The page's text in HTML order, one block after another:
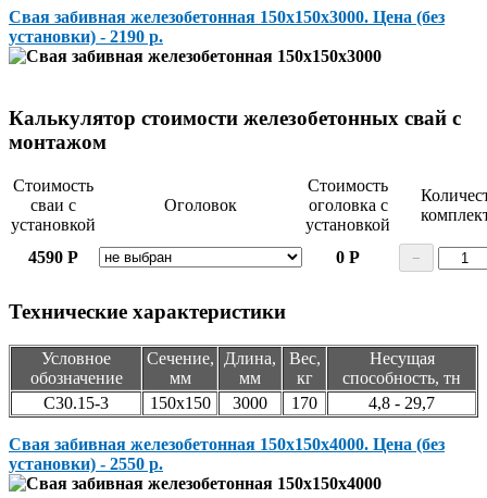
Свая забивная железобетонная 150х150х3000. Цена (без
установки) - 2190 р.
Калькулятор стоимости железобетонных свай с
монтажом
Стоимость
сваи с
установкой
Оголовок
Стоимость
оголовка с
установкой
4590 Р 0 Р −
Технические характеристики
Условное
обозначение
Сечение,
мм
Длина,
мм
Вес,
кг
Несущая
способность, тн
С30.15-3
150х150 3000 170 4,8 - 29,7
Свая забивная железобетонная 150х150х4000. Цена (без
установки) - 2550 р.